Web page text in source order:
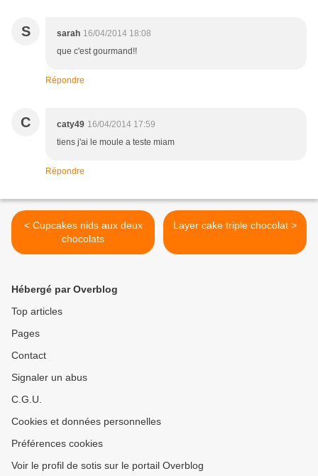
S sarah 16/04/2014 18:08
que c'est gourmand!!
Répondre
C caty49 16/04/2014 17:59
tiens j'ai le moule a teste miam
Répondre
< Cupcakes nids aux deux
chocolats
Layer cake triple chocolat >
Hébergé par Overblog
Top articles
Pages
Contact
Signaler un abus
C.G.U.
Cookies et données personnelles
Préférences cookies
Voir le profil de sotis sur le portail Overblog